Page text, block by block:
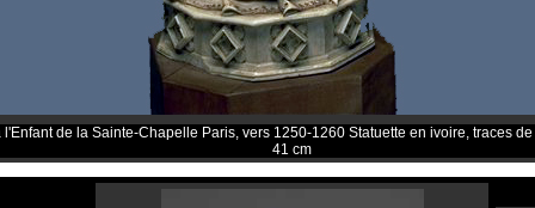
l'Enfant de la Sainte-Chapelle Paris, vers 1250-1260 Statuette en ivoire, traces
41 cm